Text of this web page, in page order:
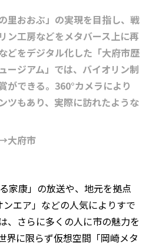
里おおぶ」の実現を目指し、戦
ン工房などをメタバース上に再
どをデジタル化した「大府市歴
ージアム」では、バイオリン制
ができる。360°カメラにより
ツもあり、実際に訪れたような
大府市
家康」の放送や、地元を拠点
エア」などの人気によりすで
、さらに多くの人に市の魅力を
界に限らず仮想空間「岡崎メタ